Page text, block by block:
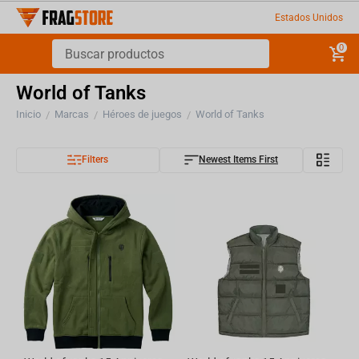
Estados Unidos
0
World of Tanks
Inicio / Marcas / Héroes de juegos / World of Tanks
Filters Newest Items First